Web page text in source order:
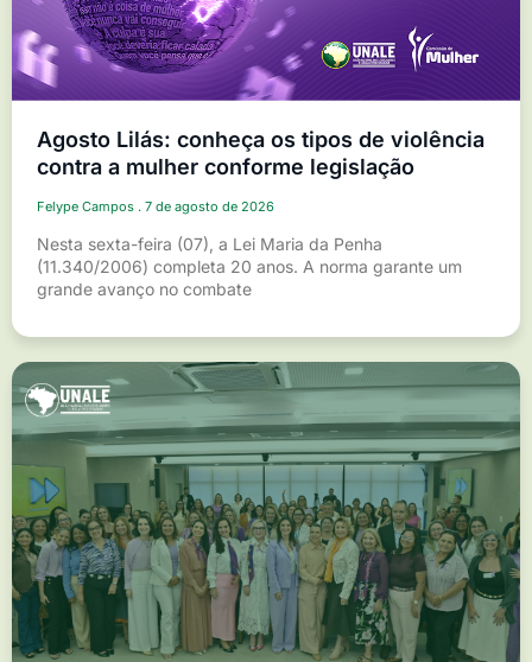
Agosto Lilás: conheça os tipos de violência
contra a mulher conforme legislação
Felype Campos 7 de agosto de 2026
Nesta sexta-feira (07), a Lei Maria da Penha
(11.340/2006) completa 20 anos. A norma garante um
grande avanço no combate